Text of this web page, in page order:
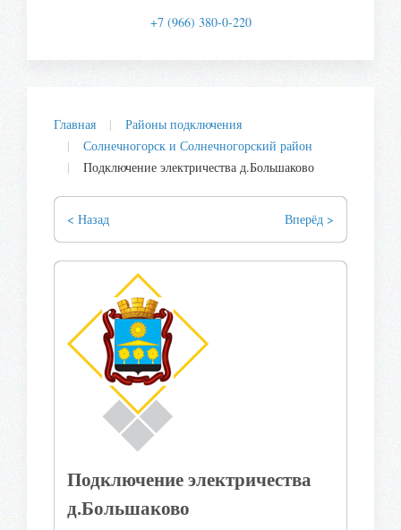
+7 (966) 380-0-220
Главная
Районы подключения
Солнечногорск и Солнечногорский район
Подключение электричества д.Большаково
< Назад Вперёд >
Подключение электричества
д.Большаково